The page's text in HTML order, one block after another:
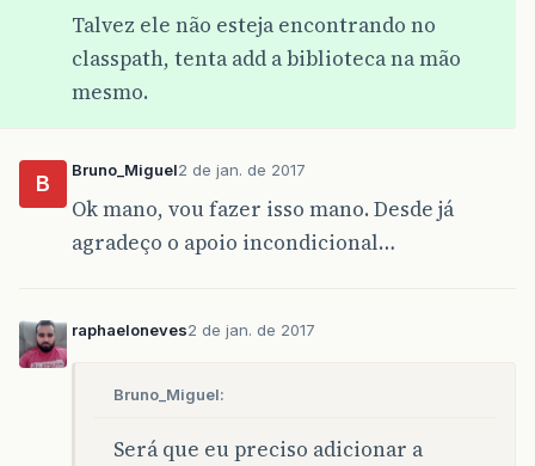
Talvez ele não esteja encontrando no
classpath, tenta add a biblioteca na mão
mesmo.
B
Bruno_Miguel2 de jan. de 2017
Ok mano, vou fazer isso mano. Desde já
agradeço o apoio incondicional…
raphaeloneves2 de jan. de 2017
Bruno_Miguel:
Será que eu preciso adicionar a